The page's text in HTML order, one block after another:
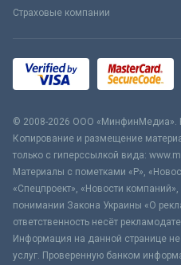
Страховые компании
© 2008-2026 ООО «МинфинМедиа».
Копирование и размещение
только с гиперссылкой вида:
Материалы с пометками «Р»,
«Спецпроект», «Новости
понимании Закона Украины «О
ответственность несёт
Информация на данной странице
услуг. Проверенную банком